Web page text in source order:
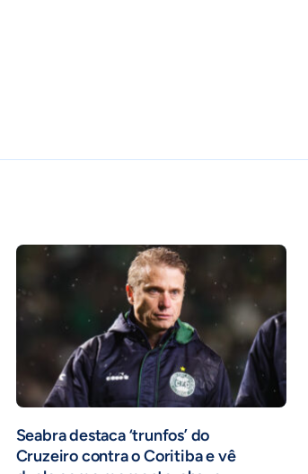
Seabra destaca ‘trunfos’ do
Cruzeiro contra o Coritiba e vê